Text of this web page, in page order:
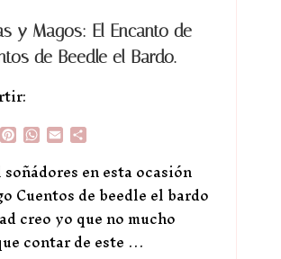
y Magos: El Encanto de
de Beedle el Bardo.
Twitter
Pinterest
WhatsApp
Email
en esta ocasión
Cuentos de beedle el bardo
creo yo que no mucho
contar de este …